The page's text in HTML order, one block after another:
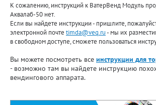
К сожалению, инструкций к ВатерВенд Модуль
Аквалаб-50 нет.
Если вы найдете инструкции - пришлите,
электронной почте timda@veq.ru- мы их
в свободном доступе, сможете пользоваться
Вы можете посмотреть все инструкции для
- возможно там вы найдете инструкцию
вендингового аппарата.